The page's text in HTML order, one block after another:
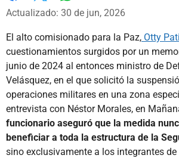
Facebook
X
Actualizado: 30 de jun, 2026
El alto comisionado para la Paz, Otty
cuestionamientos surgidos por un
junio de 2024 al entonces ministro de
Velásquez, en el que solicitó la
operaciones militares en una zona
entrevista con Néstor Morales, en
funcionario aseguró que la medida
beneficiar a toda la estructura de la
sino exclusivamente a los integrantes